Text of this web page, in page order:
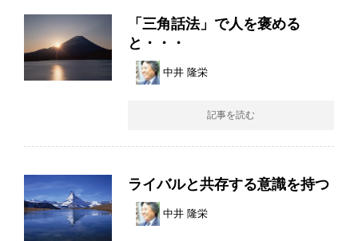
「三角話法」で人を褒める
と・・・
中井 隆栄
記事を読む
ライバルと共存する意識を持つ
中井 隆栄